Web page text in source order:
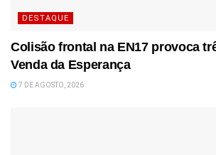
DESTAQUE
Colisão frontal na EN17 provoca
Venda da Esperança
7 DE AGOSTO, 2026